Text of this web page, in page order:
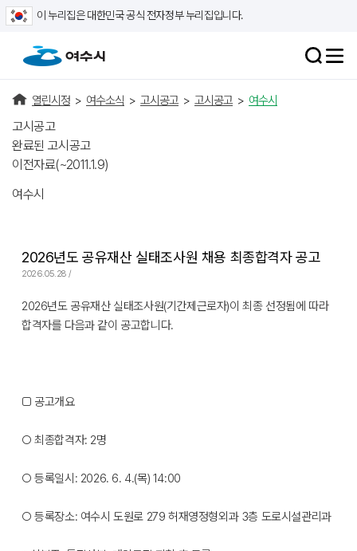
이 누리집은 대한민국 공식 전자정부 누리집입니다.
열린시정 > 여수소식 > 고시공고 > 고시공고 > 여수시
고시공고
완료된 고시공고
이전자료(~2011.1.9)
여수시
2026년도 공유재산 실태조사원 채용 최종합격자 공고
2026.05.28 /
2026년도 공유재산 실태조사원(기간제근로자)이 최종 선정됨에 따라
합격자를 다음과 같이 공고합니다.
□ 공고개요
○ 최종합격자: 2명
○ 등록일시: 2026. 6. 4.(목) 14:00
○ 등록장소: 여수시 도원로 279 허재영정형외과 3층 도로시설관리과